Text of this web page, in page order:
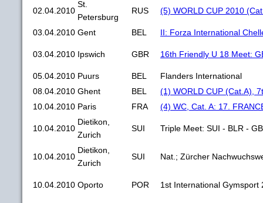
02.04.2010
St.
Petersburg
RUS (5) WORLD CUP 2010
03.04.2010 Gent BEL II: Forza International
03.04.2010 Ipswich GBR 16th Friendly U 18 Meet:
05.04.2010 Puurs BEL
Flanders International
08.04.2010 Ghent BEL
(1) WORLD CUP (Cat.A),
10.04.2010 Paris FRA (4) WC, Cat. A: 17.
10.04.2010
Dietikon,
Zurich
SUI Triple Meet: SUI - BLR -
10.04.2010
Dietikon,
Zurich
SUI Nat.; Zürcher
10.04.2010 Oporto POR 1st International Gymsport